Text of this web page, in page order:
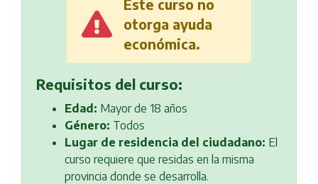
Este curso no
otorga ayuda
económica.
Requisitos del curso:
Edad: Mayor de 18 años
Género: Todos
Lugar de residencia del ciudadano: El
curso requiere que residas en la misma
provincia donde se desarrolla.